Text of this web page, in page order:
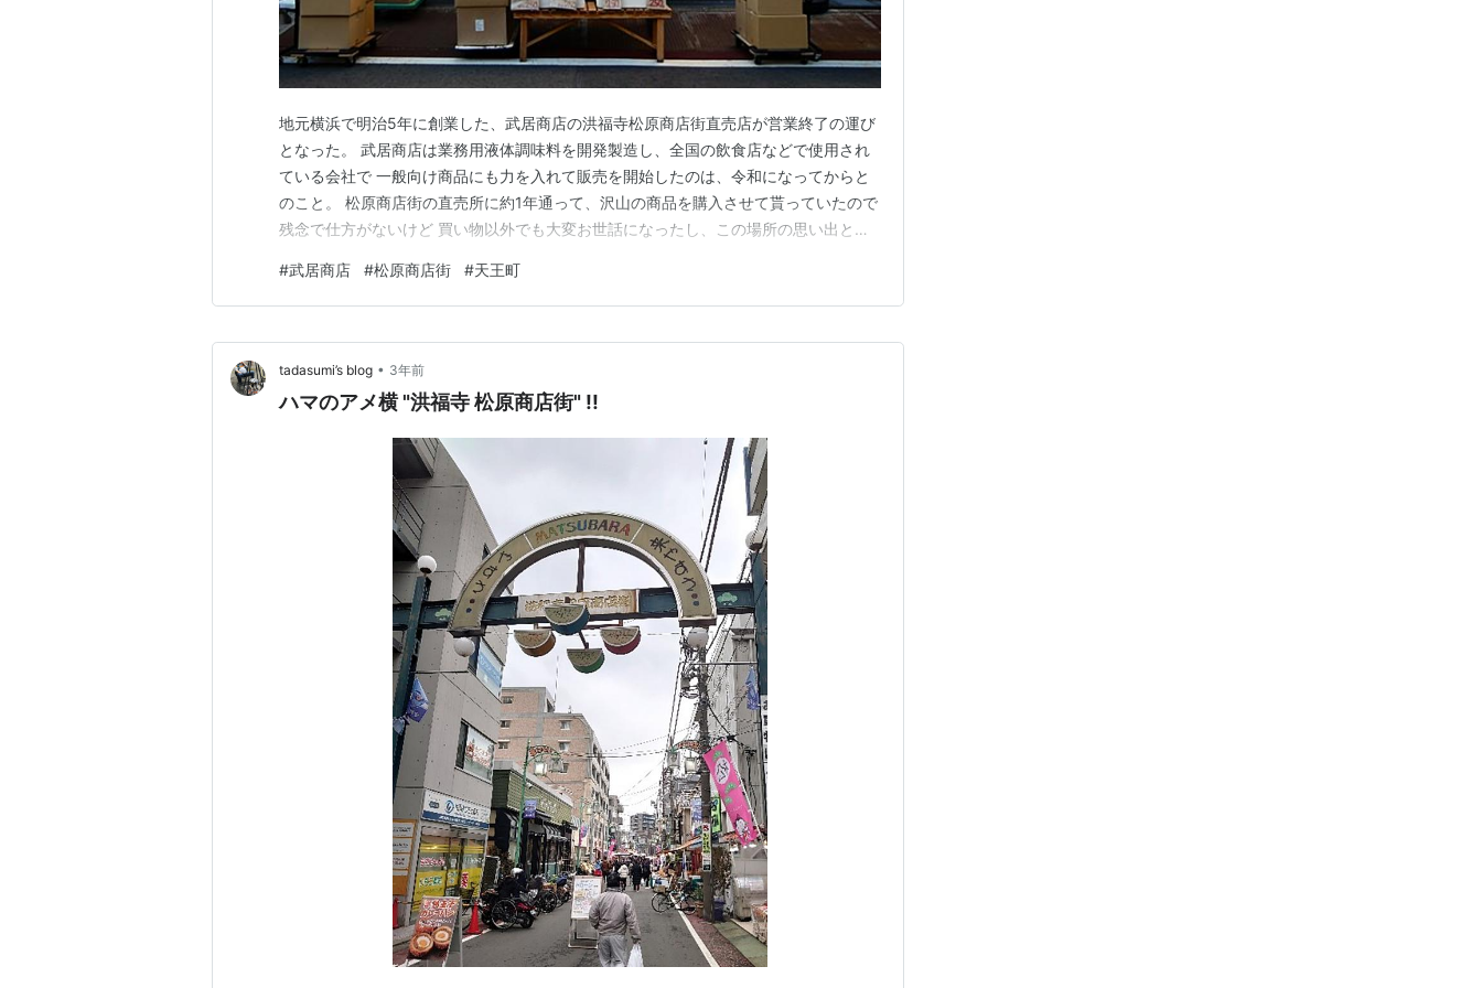
地元横浜で明治5年に創業した、武居商店の洪福寺松原商店街直売店が営業終了の運び
となった。 武居商店は業務用液体調味料を開発製造し、全国の飲食店などで使用され
ている会社で 一般向け商品にも力を入れて販売を開始したのは、令和になってからと
のこと。 松原商店街の直売所に約1年通って、沢山の商品を購入させて貰っていたので
残念で仕方がないけど 買い物以外でも大変お世話になったし、この場所の思い出とし
2021年9月17日～2024年2月25日までのおよそ二年半ほど。 ある程度早めに閉店する
ことを聞いていたの…
#武居商店 #松原商店街 #天王町
tadasumi’s blog • 3年前
ハマのアメ横 "洪福寺 松原商店街" !!